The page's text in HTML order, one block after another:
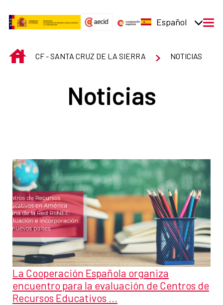
Español
INICIOCF - SANTA CRUZ DE LA SIERRA NOTICIAS
Noticias
La Cooperación Española organiza
encuentro para la evaluación de Centros de
Recursos Educativos ...